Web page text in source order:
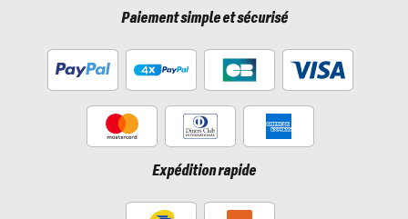
Paiement simple et sécurisé
Expédition rapide